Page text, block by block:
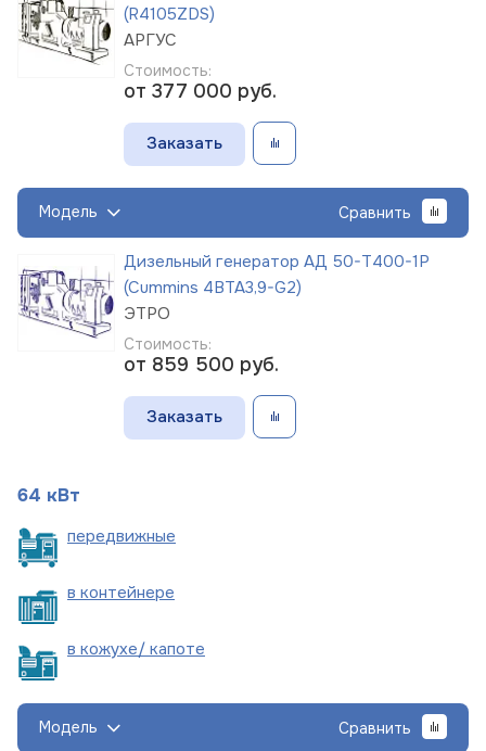
(R4105ZDS)
АРГУС
Стоимость:
от 377 000 руб.
Заказать
Модель Сравнить
Дизельный генератор АД 50-Т400-1Р
(Cummins 4BTA3,9-G2)
ЭТРО
Стоимость:
от 859 500 руб.
Заказать
64 кВт
передвижные
в контейнере
в кожухе/ капоте
Модель Сравнить